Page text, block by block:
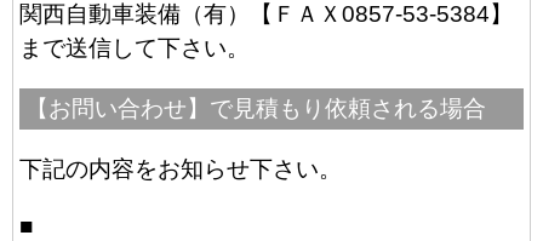
関西自動車装備（有）【ＦＡＸ0857-53-5384】
まで送信して下さい。
【お問い合わせ】で見積もり依頼される場合
下記の内容をお知らせ下さい。
■